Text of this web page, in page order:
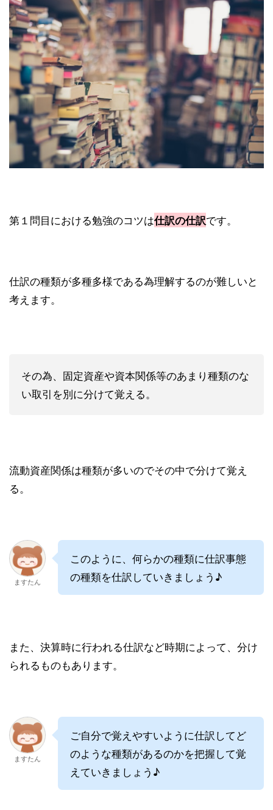
第１問目における勉強のコツは仕訳の仕訳です。
仕訳の種類が多種多様である為理解するのが難しいと
考えます。
その為、固定資産や資本関係等のあまり種類のな
い取引を別に分けて覚える。
流動資産関係は種類が多いのでその中で分けて覚え
る。
ますたん
このように、何らかの種類に仕訳事態
の種類を仕訳していきましょう♪
また、決算時に行われる仕訳など時期によって、分け
られるものもあります。
ますたん
ご自分で覚えやすいように仕訳してど
のような種類があるのかを把握して覚
えていきましょう♪